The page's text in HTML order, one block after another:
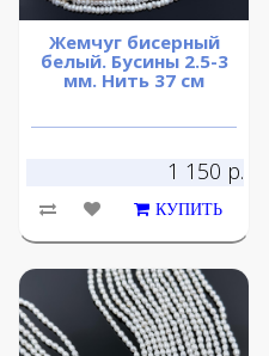
Жемчуг бисерный
белый. Бусины 2.5-3
мм. Нить 37 см
1 150 р.
КУПИТЬ